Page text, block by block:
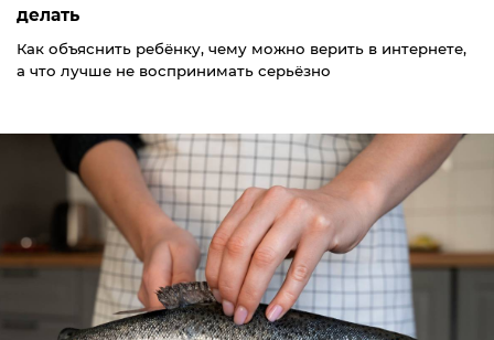
делать
Как объяснить ребёнку, чему можно верить в интернете,
а что лучше не воспринимать серьёзно